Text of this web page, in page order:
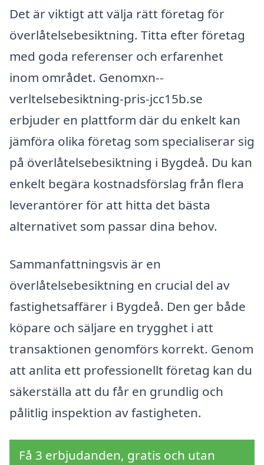
Det är viktigt att välja rätt företag för
överlåtelsebesiktning. Titta efter företag
med goda referenser och erfarenhet
inom området. Genomxn--
verltelsebesiktning-pris-jcc15b.se
erbjuder en plattform där du enkelt kan
jämföra olika företag som specialiserar sig
på överlåtelsebesiktning i Bygdeå. Du kan
enkelt begära kostnadsförslag från flera
leverantörer för att hitta det bästa
alternativet som passar dina behov.
Sammanfattningsvis är en
överlåtelsebesiktning en crucial del av
fastighetsaffärer i Bygdeå. Den ger både
köpare och säljare en trygghet i att
transaktionen genomförs korrekt. Genom
att anlita ett professionellt företag kan du
säkerställa att du får en grundlig och
pålitlig inspektion av fastigheten.
Få 3 erbjudanden, gratis och utan